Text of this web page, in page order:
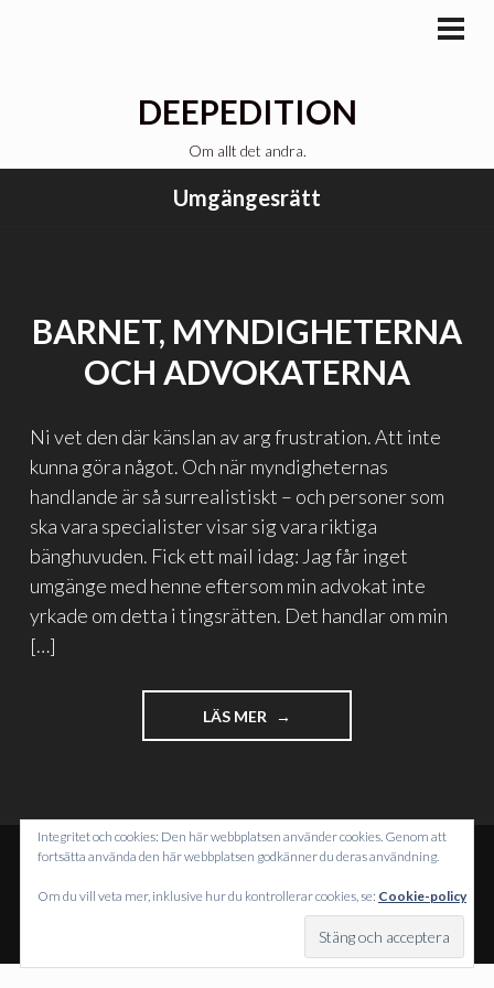
DEEPEDITION
Om allt det andra.
Umgängesrätt
BARNET, MYNDIGHETERNA
OCH ADVOKATERNA
Ni vet den där känslan av arg frustration. Att inte
kunna göra något. Och när myndigheternas
handlande är så surrealistiskt – och personer som
ska vara specialister visar sig vara riktiga
bänghuvuden. Fick ett mail idag: Jag får inget
umgänge med henne eftersom min advokat inte
yrkade om detta i tingsrätten. Det handlar om min
[…]
LÄS MER
"BARNET,
MYNDIGHETERNA
TEMA: INTERGALACTIC AVWORDPRESS.COM.
Integritet och cookies: Den här webbplatsen använder cookies. Genom att
fortsätta använda den här webbplatsen godkänner du deras användning.
Om du vill veta mer, inklusive hur du kontrollerar cookies, se: Cookie-policy